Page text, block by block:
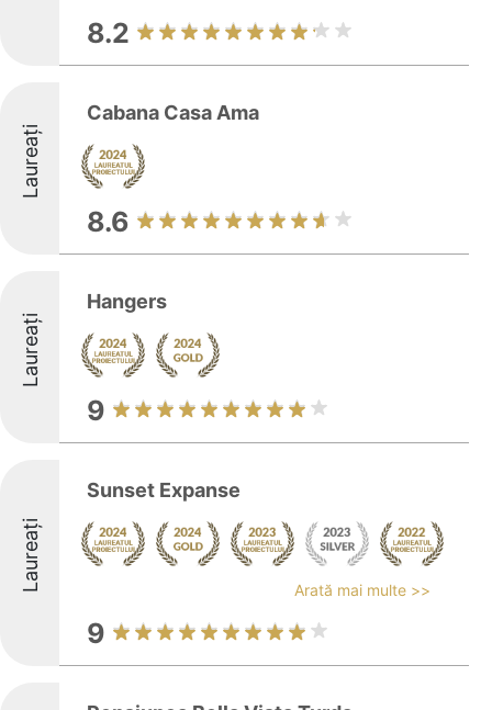
8.2
Laureați
Cabana Casa Ama
8.6
Laureați
Hangers
9
Laureați
Sunset Expanse
Arată mai multe >>
9